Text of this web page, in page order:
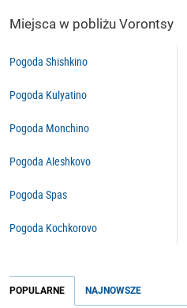
Miejsca w pobliżu Vorontsy
Pogoda Shishkino
Pogoda Kulyatino
Pogoda Monchino
Pogoda Aleshkovo
Pogoda Spas
Pogoda Kochkorovo
POPULARNE NAJNOWSZE